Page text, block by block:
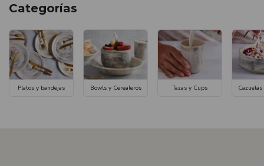
Categorías
Platos y bandejas Bowls y Cerealeros Tazas y Cups